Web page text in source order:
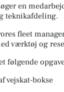
en
teknikafdeling.
fleet
værktøj og
følgende
vejskat-bokse